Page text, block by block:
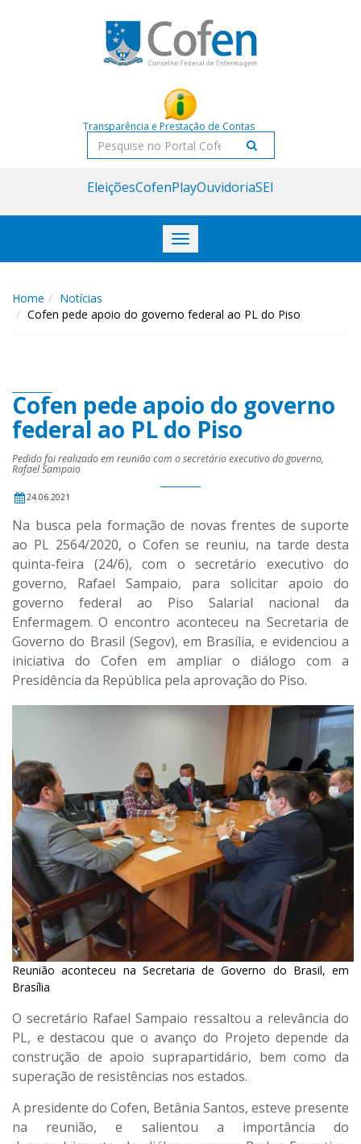
Transparência e Prestação de Contas
Pesquisar
EleiçõesCofenPlayOuvidoriaSEI
Toggle
navigation
Home
Notícias
Cofen pede apoio do governo federal ao PL do Piso
Cofen pede apoio do governo
federal ao PL do Piso
Pedido foi realizado em reunião com o secretário executivo do governo,
Rafael Sampaio
24.06.2021
Na busca pela formação de novas frentes de suporte
ao PL 2564/2020, o Cofen se reuniu, na tarde desta
quinta-feira (24/6), com o secretário executivo do
governo, Rafael Sampaio, para solicitar apoio do
governo federal ao Piso Salarial nacional da
Enfermagem. O encontro aconteceu na Secretaria de
Governo do Brasil (Segov), em Brasília, e evidenciou a
iniciativa do Cofen em ampliar o diálogo com a
Presidência da República pela aprovação do Piso.
Reunião aconteceu na Secretaria de Governo do Brasil, em
Brasília
O secretário Rafael Sampaio ressaltou a relevância do
PL, e destacou que o avanço do Projeto depende da
construção de apoio suprapartidário, bem como da
superação de resistências nos estados.
A presidente do Cofen, Betânia Santos, esteve presente
na reunião, e salientou a importância do